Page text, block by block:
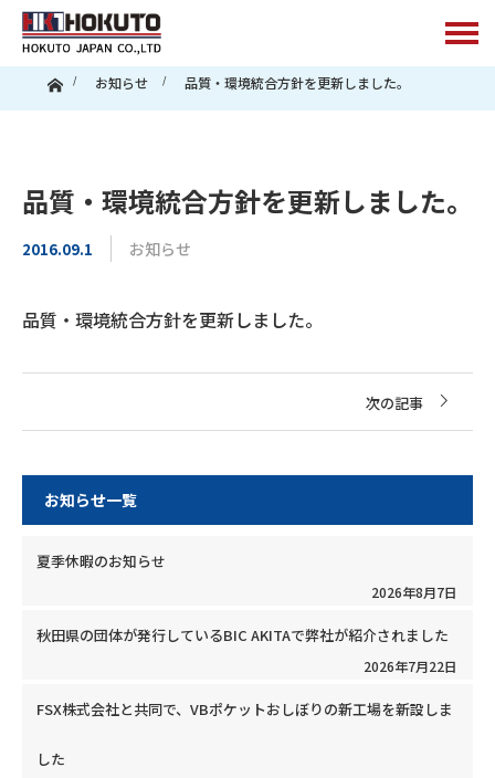
ホームお知らせ 品質・環境統合方針を更新しました。
品質・環境統合方針を更新しました。
2016.09.1 お知らせ
品質・環境統合方針を更新しました。
次の記事
お知らせ一覧
夏季休暇のお知らせ
2026年8月7日
秋田県の団体が発行しているBIC AKITAで弊社が紹介されました
2026年7月22日
FSX株式会社と共同で、VBポケットおしぼりの新工場を新設しま
した